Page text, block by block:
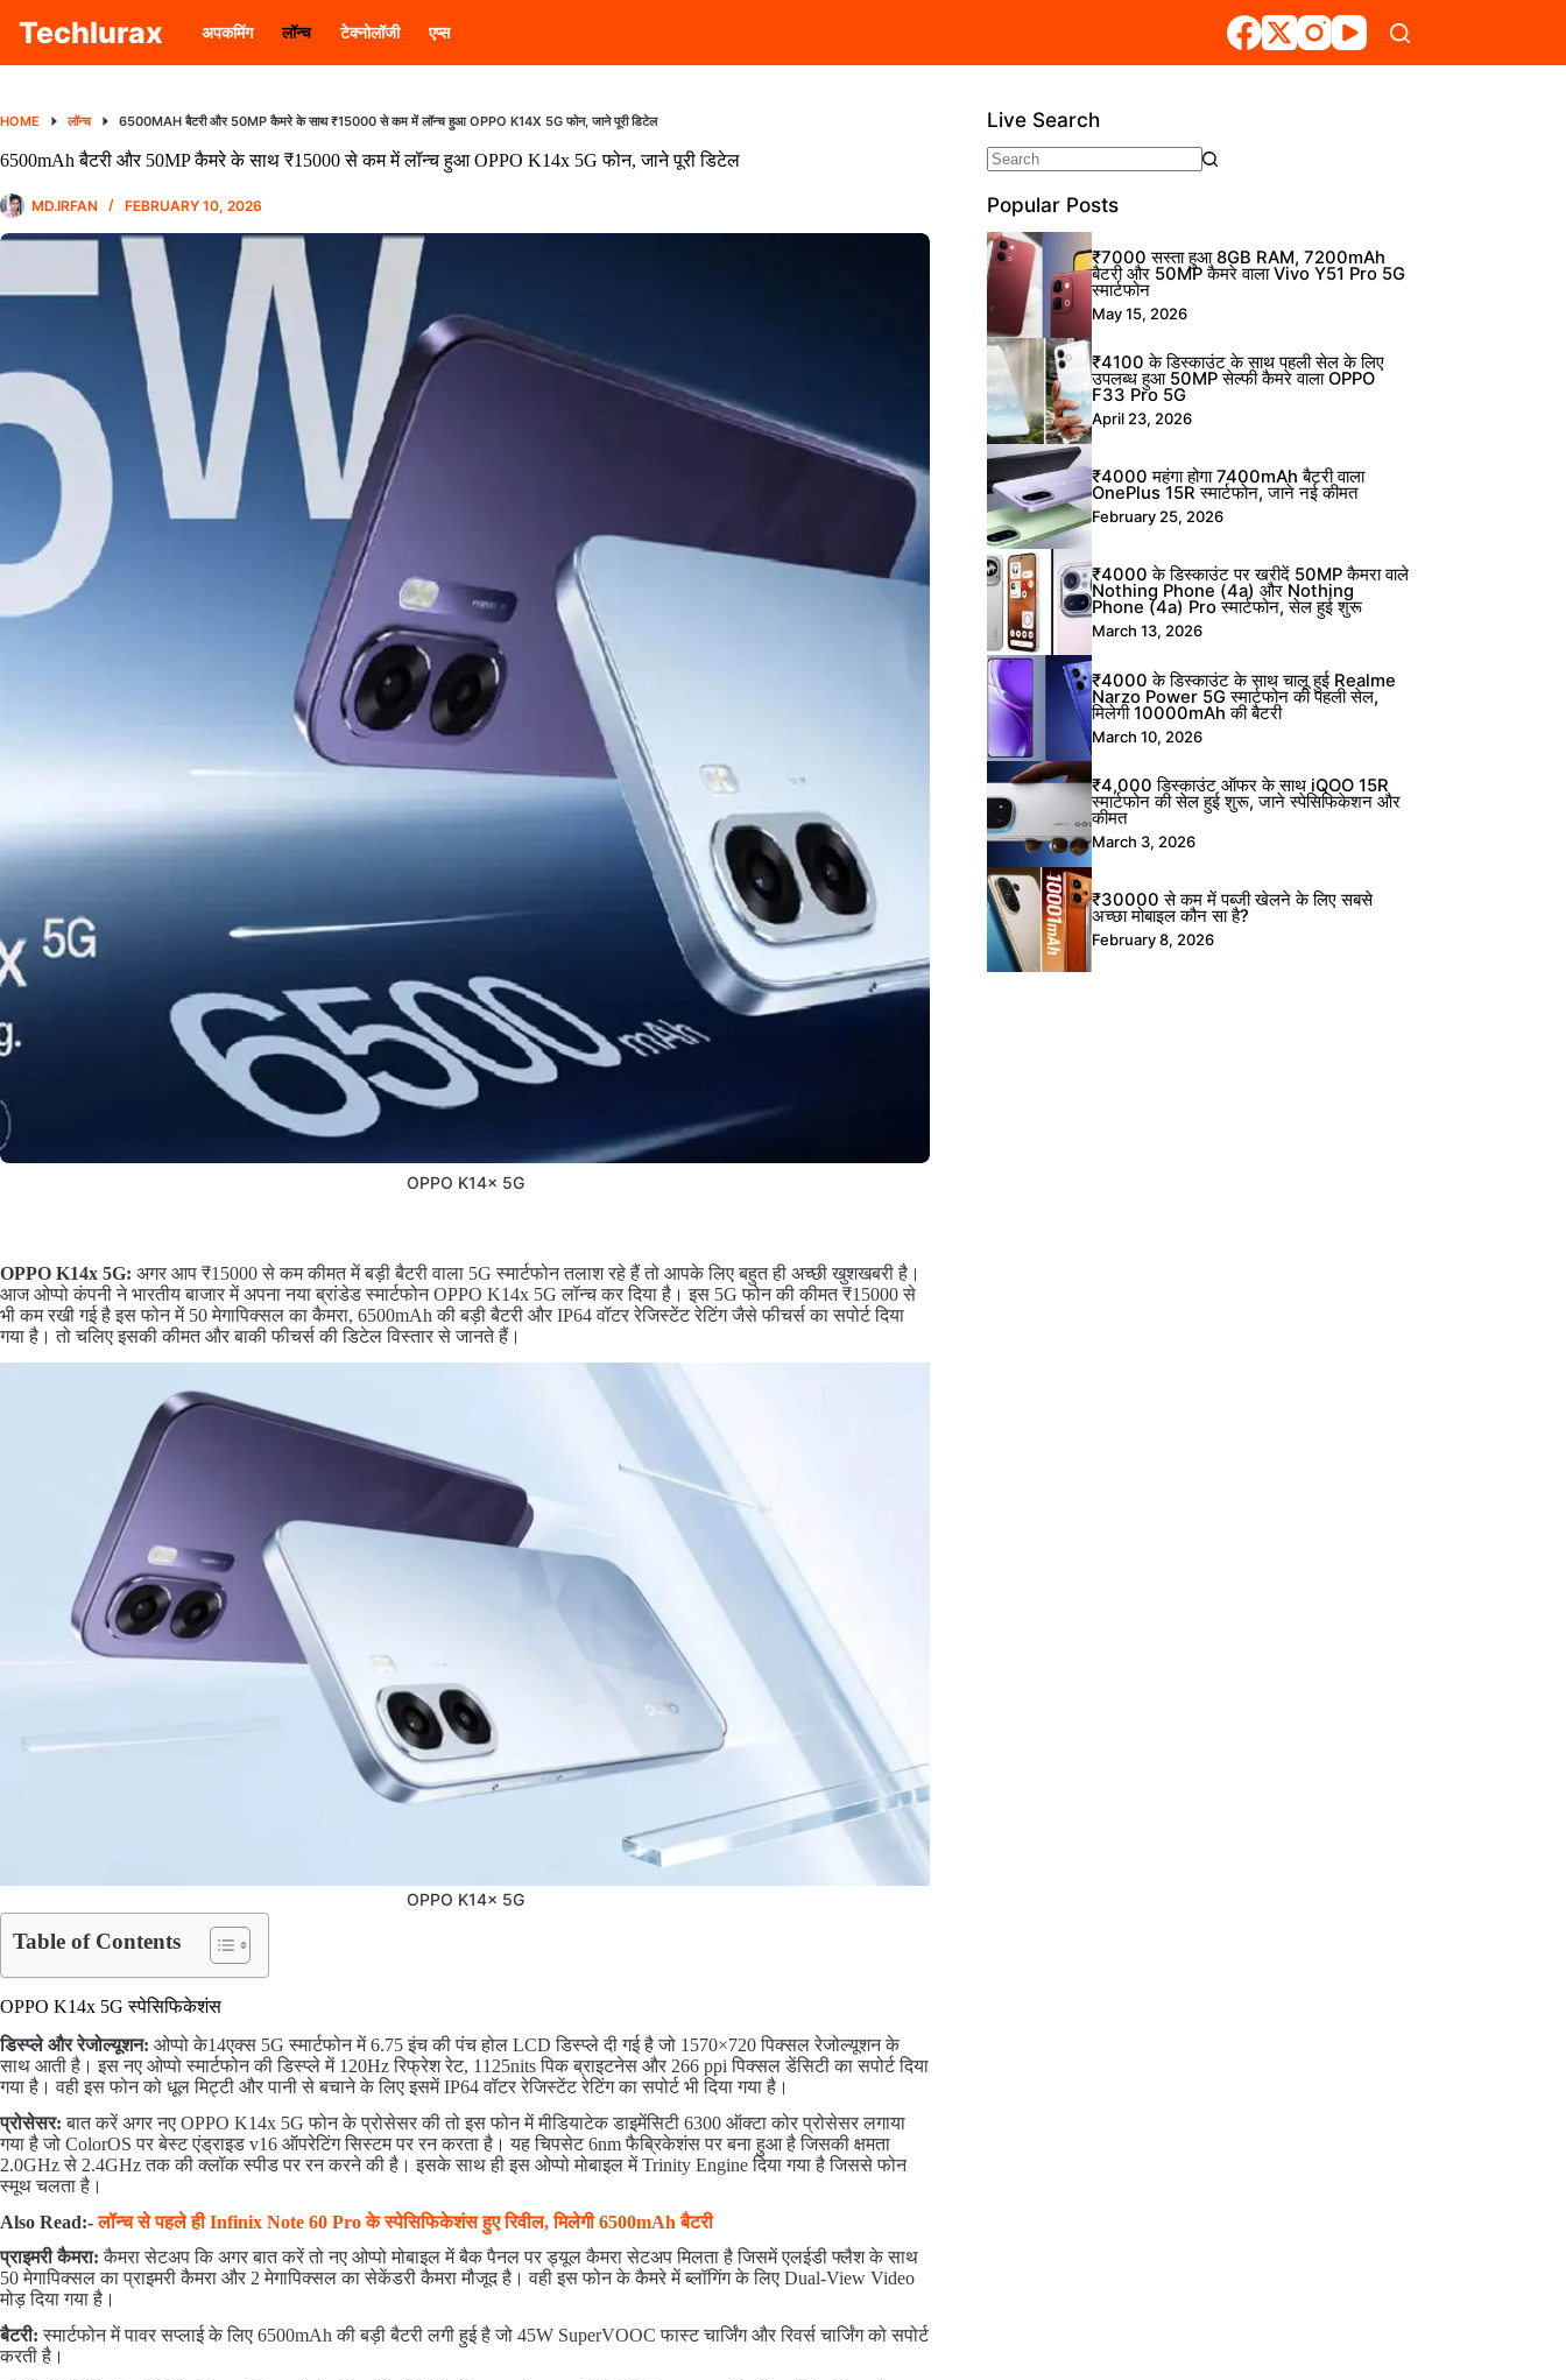
content
Techlurax अपकमिंग लॉन्च टेक्नोलॉजी एप्स
HOME लॉन्च 6500MAH बैटरी और 50MP कैमरे के साथ ₹15000 से कम में लॉन्च हुआ OPPO K14X 5G फोन, जाने पूरी डिटेल
6500mAh बैटरी और 50MP कैमरे के साथ ₹15000 से कम में लॉन्च हुआ OPPO K14x 5G फोन, जाने पूरी डिटेल
MD.IRFAN FEBRUARY 10, 2026
OPPO K14x 5G
OPPO K14x 5G: अगर आप ₹15000 से कम कीमत में बड़ी बैटरी वाला 5G स्मार्टफोन तलाश रहे हैं तो आपके लिए बहुत ही अच्छी खुशखबरी है।
आज ओप्पो कंपनी ने भारतीय बाजार में अपना नया ब्रांडेड स्मार्टफोन OPPO K14x 5G लॉन्च कर दिया है। इस 5G फोन की कीमत ₹15000 से
भी कम रखी गई है इस फोन में 50 मेगापिक्सल का कैमरा, 6500mAh की बड़ी बैटरी और IP64 वॉटर रेजिस्टेंट रेटिंग जैसे फीचर्स का सपोर्ट दिया
गया है। तो चलिए इसकी कीमत और बाकी फीचर्स की डिटेल विस्तार से जानते हैं।
OPPO K14x 5G
Table of Contents
OPPO K14x 5G स्पेसिफिकेशंस
डिस्प्ले और रेजोल्यूशन: ओप्पो के14एक्स 5G स्मार्टफोन में 6.75 इंच की पंच होल LCD डिस्प्ले दी गई है जो 1570×720 पिक्सल रेजोल्यूशन के
साथ आती है। इस नए ओप्पो स्मार्टफोन की डिस्प्ले में 120Hz रिफ्रेश रेट, 1125nits पिक ब्राइटनेस और 266 ppi पिक्सल डेंसिटी का सपोर्ट दिया
गया है। वही इस फोन को धूल मिट्टी और पानी से बचाने के लिए इसमें IP64 वॉटर रेजिस्टेंट रेटिंग का सपोर्ट भी दिया गया है।
प्रोसेसर: बात करें अगर नए OPPO K14x 5G फोन के प्रोसेसर की तो इस फोन में मीडियाटेक डाइमेंसिटी 6300 ऑक्टा कोर प्रोसेसर लगाया
गया है जो ColorOS पर बेस्ट एंड्राइड v16 ऑपरेटिंग सिस्टम पर रन करता है। यह चिपसेट 6nm फैब्रिकेशंस पर बना हुआ है जिसकी क्षमता
2.0GHz से 2.4GHz तक की क्लॉक स्पीड पर रन करने की है। इसके साथ ही इस ओप्पो मोबाइल में Trinity Engine दिया गया है जिससे फोन
स्मूथ चलता है।
Also Read:- लॉन्च से पहले ही Infinix Note 60 Pro के स्पेसिफिकेशंस हुए रिवील, मिलेगी 6500mAh बैटरी
प्राइमरी कैमरा:कैमरा सेटअप कि अगर बात करें तो नए ओप्पो मोबाइल में बैक पैनल पर ड्यूल कैमरा सेटअप मिलता है जिसमें एलईडी फ्लैश के साथ
50 मेगापिक्सल का प्राइमरी कैमरा और 2 मेगापिक्सल का सेकेंडरी कैमरा मौजूद है। वही इस फोन के कैमरे में ब्लॉगिंग के लिए Dual-View Video
मोड़ दिया गया है।
बैटरी:स्मार्टफोन में पावर सप्लाई के लिए 6500mAh की बड़ी बैटरी लगी हुई है जो 45W SuperVOOC फास्ट चार्जिंग और रिवर्स चार्जिंग को सपोर्ट
करती है।
Live Search
results
Popular Posts
₹7000 सस्ता हुआ 8GB RAM, 7200mAh
बैटरी और 50MP कैमरे वाला Vivo Y51 Pro 5G
स्मार्टफोन
May 15, 2026
₹4100 के डिस्काउंट के साथ पहली सेल के लिए
उपलब्ध हुआ 50MP सेल्फी कैमरे वाला OPPO
F33 Pro 5G
April 23, 2026
₹4000 महंगा होगा 7400mAh बैटरी वाला
OnePlus 15R स्मार्टफोन, जाने नई कीमत
February 25, 2026
₹4000 के डिस्काउंट पर खरीदें 50MP कैमरा वाले
Nothing Phone (4a) और Nothing
Phone (4a) Pro स्मार्टफोन, सेल हुई शुरू
March 13, 2026
₹4000 के डिस्काउंट के साथ चालू हुई Realme
Narzo Power 5G स्मार्टफोन की पहली सेल,
मिलेगी 10000mAh की बैटरी
March 10, 2026
₹4,000 डिस्काउंट ऑफर के साथ iQOO 15R
स्मार्टफोन की सेल हुई शुरू, जाने स्पेसिफिकेशन और
कीमत
March 3, 2026
₹30000 से कम में पब्जी खेलने के लिए सबसे
अच्छा मोबाइल कौन सा है?
February 8, 2026